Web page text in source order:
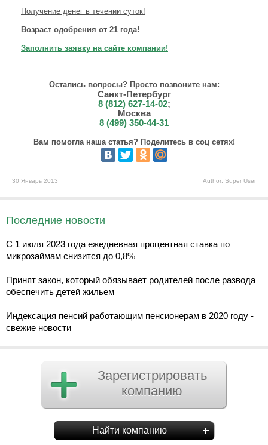
Получение денег в течении суток!
Возраст одобрения от 21 года!
Заполнить заявку на сайте компании!
Остались вопросы? Просто позвоните нам:
Санкт-Петербург
8 (812) 627-14-02;
Москва
8 (499) 350-44-31
Вам помогла наша статья? Поделитесь в соц сетях!
30 Январь 2013 Author: Super User
Последние новости
С 1 июля 2023 года ежедневная процентная ставка по
микрозаймам снизится до 0,8%
Принят закон, который обязывает родителей после развода
обеспечить детей жильем
Индексация пенсий работающим пенсионерам в 2020 году -
свежие новости
Зарегистрировать
компанию
Найти компанию